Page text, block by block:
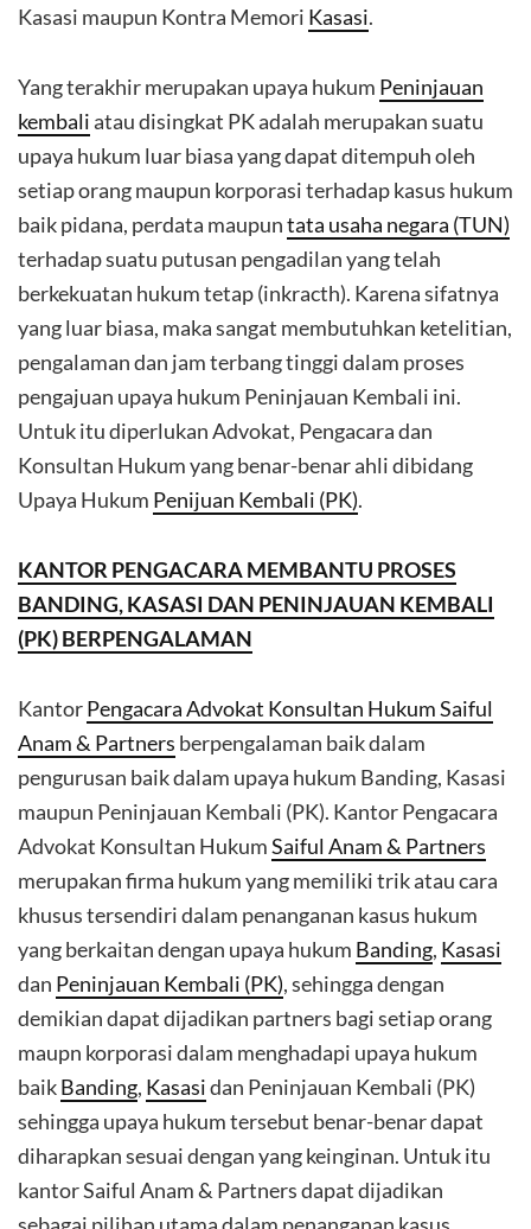
Kasasi maupun Kontra Memori Kasasi.
Yang terakhir merupakan upaya hukum Peninjauan
kembaliatau disingkat PK adalah merupakan suatu
upaya hukum luar biasa yang dapat ditempuh oleh
setiap orang maupun korporasi terhadap kasus hukum
baik pidana, perdata maupuntata usaha negara (TUN)
terhadap suatu putusan pengadilan yang telah
berkekuatan hukum tetap (inkracth). Karena sifatnya
yang luar biasa, maka sangat membutuhkan ketelitian,
pengalaman dan jam terbang tinggi dalam proses
pengajuan upaya hukum Peninjauan Kembali ini.
Untuk itu diperlukan Advokat, Pengacara dan
Konsultan Hukum yang benar-benar ahli dibidang
Upaya Hukum Penijuan Kembali (PK).
KANTOR PENGACARA MEMBANTU PROSES
BANDING, KASASI DAN PENINJAUAN KEMBALI
(PK) BERPENGALAMAN
KantorPengacara Advokat Konsultan Hukum Saiful
Anam & Partners berpengalaman baik dalam
pengurusan baik dalam upaya hukum Banding, Kasasi
maupun Peninjauan Kembali (PK). Kantor Pengacara
Advokat Konsultan HukumSaiful Anam & Partners
merupakan firma hukum yang memiliki trik atau cara
khusus tersendiri dalam penanganan kasus hukum
yang berkaitan dengan upaya hukum Banding, Kasasi
dan Peninjauan Kembali (PK), sehingga dengan
demikian dapat dijadikan partners bagi setiap orang
maupn korporasi dalam menghadapi upaya hukum
baikBanding, Kasasidan Peninjauan Kembali (PK)
sehingga upaya hukum tersebut benar-benar dapat
diharapkan sesuai dengan yang keinginan. Untuk itu
kantor Saiful Anam & Partners dapat dijadikan